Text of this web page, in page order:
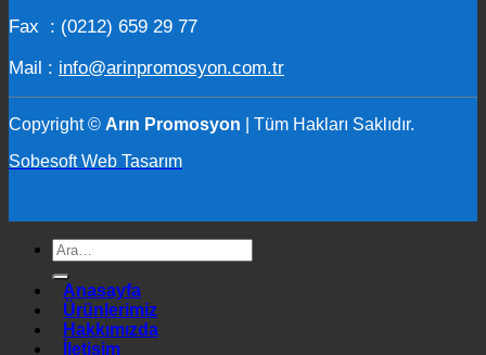
Fax : (0212) 659 29 77
Mail : info@arinpromosyon.com.tr
Copyright © Arın Promosyon
| Tüm Hakları Saklıdır.
Sobesoft Web Tasarım
Ara:
Anasayfa
Ürünlerimiz
Hakkımızda
İletişim